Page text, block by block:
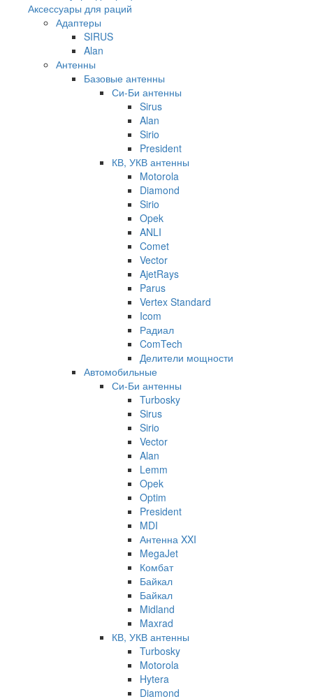
Аксессуары для раций
Адаптеры
SIRUS
Alan
Антенны
Базовые антенны
Си-Би антенны
Sirus
Alan
Sirio
President
КВ, УКВ антенны
Motorola
Diamond
Sirio
Opek
ANLI
Comet
Vector
AjetRays
Parus
Vertex Standard
Icom
Радиал
ComTech
Делители мощности
Автомобильные
Си-Би антенны
Turbosky
Sirus
Sirio
Vector
Alan
Lemm
Opek
Optim
President
MDI
Антенна XXI
MegaJet
Комбат
Байкал
Байкал
Midland
Maxrad
КВ, УКВ антенны
Turbosky
Motorola
Hytera
Diamond